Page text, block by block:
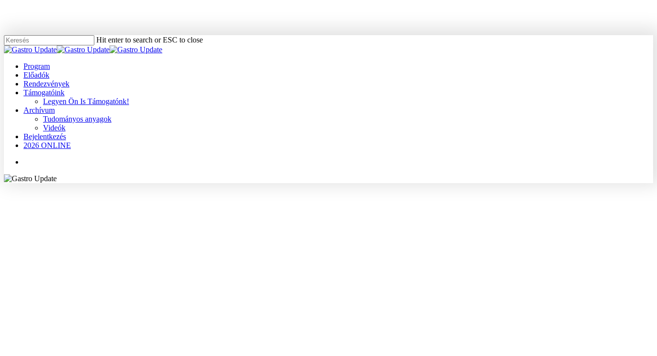
content
Hit enter to search or ESC to close
Close
Menu
Program
Előadók
Rendezvények
Támogatóink
Legyen Ön Is Támogatónk!
Archívum
Tudományos anyagok
Videók
Bejelentkezés
2026 ONLINE